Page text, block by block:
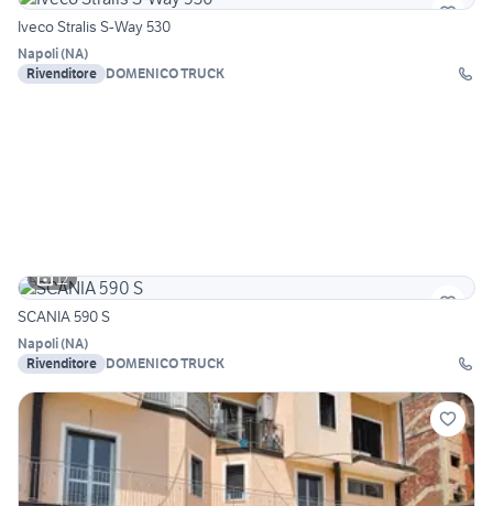
Iveco Stralis S-Way 530
Napoli(NA)
Rivenditore DOMENICO TRUCK
12
SCANIA 590 S
Napoli(NA)
Rivenditore DOMENICO TRUCK